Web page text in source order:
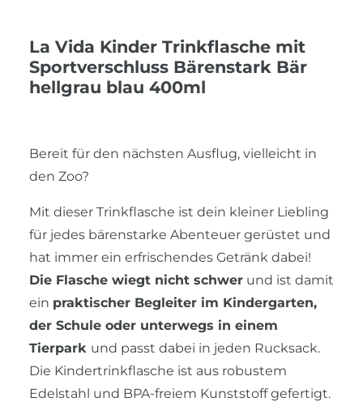
La Vida Kinder Trinkflasche mit
Sportverschluss Bärenstark Bär
hellgrau blau 400ml
Bereit für den nächsten Ausflug, vielleicht in
den Zoo?
Mit dieser Trinkflasche ist dein kleiner Liebling
für jedes bärenstarke Abenteuer gerüstet und
hat immer ein erfrischendes Getränk dabei!
Die Flasche wiegt nicht schwer und ist damit
ein praktischer Begleiter im Kindergarten,
der Schule oder unterwegs in einem
Tierpark und passt dabei in jeden Rucksack.
Die Kindertrinkflasche ist aus robustem
Edelstahl und BPA-freiem Kunststoff gefertigt.